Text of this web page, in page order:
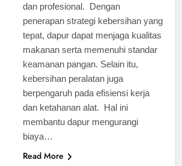
dan profesional. Dengan
penerapan strategi kebersihan yang
tepat, dapur dapat menjaga kualitas
makanan serta memenuhi standar
keamanan pangan. Selain itu,
kebersihan peralatan juga
berpengaruh pada efisiensi kerja
dan ketahanan alat. Hal ini
membantu dapur mengurangi
biaya…
Read More